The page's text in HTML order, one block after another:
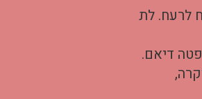
לרעח. לת
דיאם.